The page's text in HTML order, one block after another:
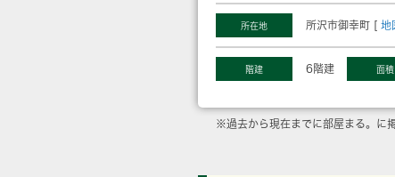
所在地 所沢市御幸町 [ 地
階建 6階建 面積
※過去から現在までに部屋まる。に